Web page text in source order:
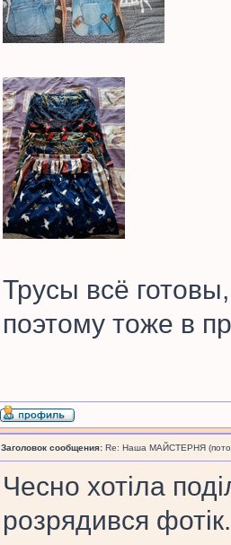
Трусы всё
поэтому тоже в
Заголовок сообщения: Re: Наша МАЙСТЕРНЯ
Чесно хотіла
розрядився фотік.